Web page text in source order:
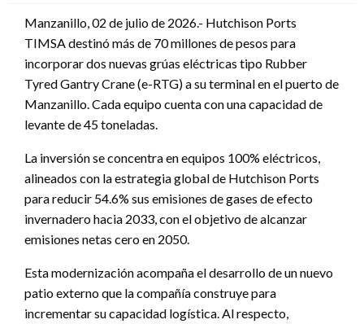
Manzanillo, 02 de julio de 2026.- Hutchison Ports
TIMSA destinó más de 70 millones de pesos para
incorporar dos nuevas grúas eléctricas tipo Rubber
Tyred Gantry Crane (e-RTG) a su terminal en el puerto de
Manzanillo. Cada equipo cuenta con una capacidad de
levante de 45 toneladas.
La inversión se concentra en equipos 100% eléctricos,
alineados con la estrategia global de Hutchison Ports
para reducir 54.6% sus emisiones de gases de efecto
invernadero hacia 2033, con el objetivo de alcanzar
emisiones netas cero en 2050.
Esta modernización acompaña el desarrollo de un nuevo
patio externo que la compañía construye para
incrementar su capacidad logística. Al respecto,